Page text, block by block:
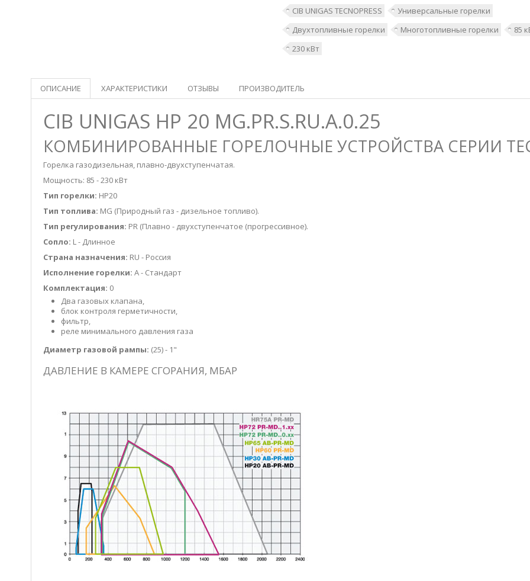
CIB UNIGAS TECNOPRESS
Универсальные горелки
Двухтопливные горелки
Многотопливные горелки
85
230 кВт
ОПИСАНИЕ ХАРАКТЕРИСТИКИ ОТЗЫВЫ ПРОИЗВОДИТЕЛЬ
CIB UNIGAS HP 20 MG.PR.S.RU.A.0.25
КОМБИНИРОВАННЫЕ ГОРЕЛОЧНЫЕ УСТРОЙСТВА СЕРИИ
Горелка газодизельная, плавно-двухступенчатая.
Мощность: 85 - 230 кВт
Тип горелки: HP20
Тип топлива: MG (Природный газ - дизельное топливо).
Тип регулирования: PR (Плавно - двухступенчатое (прогрессивное).
Сопло: L- Длинное
Страна назначения: RU - Россия
Исполнение горелки: A - Стандарт
Комплектация: 0
Два газовых клапана,
блок контроля герметичности,
фильтр,
реле минимального давления газа
Диаметр газовой рампы: (25)- 1"
ДАВЛЕНИЕ В КАМЕРЕ СГОРАНИЯ, МБАР